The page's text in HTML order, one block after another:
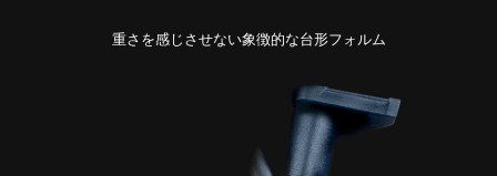
重さを感じさせない象徴的な台形フォルム